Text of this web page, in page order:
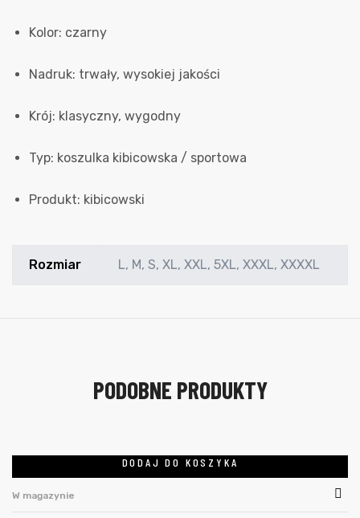
Kolor: czarny
Nadruk: trwały, wysokiej jakości
Krój: klasyczny, wygodny
Typ: koszulka kibicowska / sportowa
Produkt: kibicowski
Rozmiar L, M, S, XL, XXL, 5XL, XXXL, XXXXL
PODOBNE PRODUKTY
DODAJ DO KOSZYKA
W magazynie